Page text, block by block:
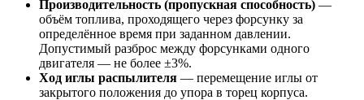
Производительность (пропускная способность) —
объём топлива, проходящего через форсунку за
определённое время при заданном давлении.
Допустимый разброс между форсунками одного
двигателя — не более ±3%.
Ход иглы распылителя — перемещение иглы от
закрытого положения до упора в торец корпуса.